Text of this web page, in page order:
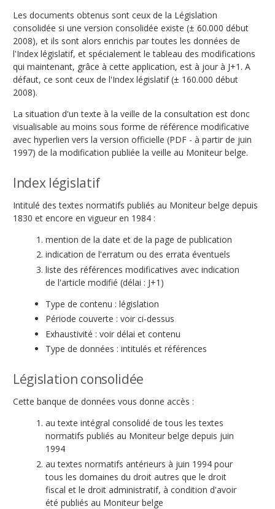
Les documents obtenus sont ceux de la Législation
consolidée si une version consolidée existe (± 60.000 début
2008), et ils sont alors enrichis par toutes les données de
l'Index législatif, et spécialement le tableau des modifications
qui maintenant, grâce à cette application, est à jour à J+1. A
défaut, ce sont ceux de l'Index législatif (± 160.000 début
2008).
La situation d'un texte à la veille de la consultation est donc
visualisable au moins sous forme de référence modificative
avec hyperlien vers la version officielle (PDF - à partir de juin
1997) de la modification publiée la veille au Moniteur belge.
Index législatif
Intitulé des textes normatifs publiés au Moniteur belge depuis
1830 et encore en vigueur en 1984 :
mention de la date et de la page de publication
indication de l'erratum ou des errata éventuels
liste des références modificatives avec indication
de l'article modifié (délai : J+1)
Type de contenu : législation
Période couverte : voir ci-dessus
Exhaustivité : voir délai et contenu
Type de données : intitulés et références
Législation consolidée
Cette banque de données vous donne accès :
au texte intégral consolidé de tous les textes
normatifs publiés au Moniteur belge depuis juin
1994
au textes normatifs antérieurs à juin 1994 pour
tous les domaines du droit autres que le droit
fiscal et le droit administratif, à condition d'avoir
été publiés au Moniteur belge